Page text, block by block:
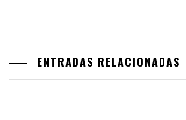
ENTRADAS RELACIONADAS